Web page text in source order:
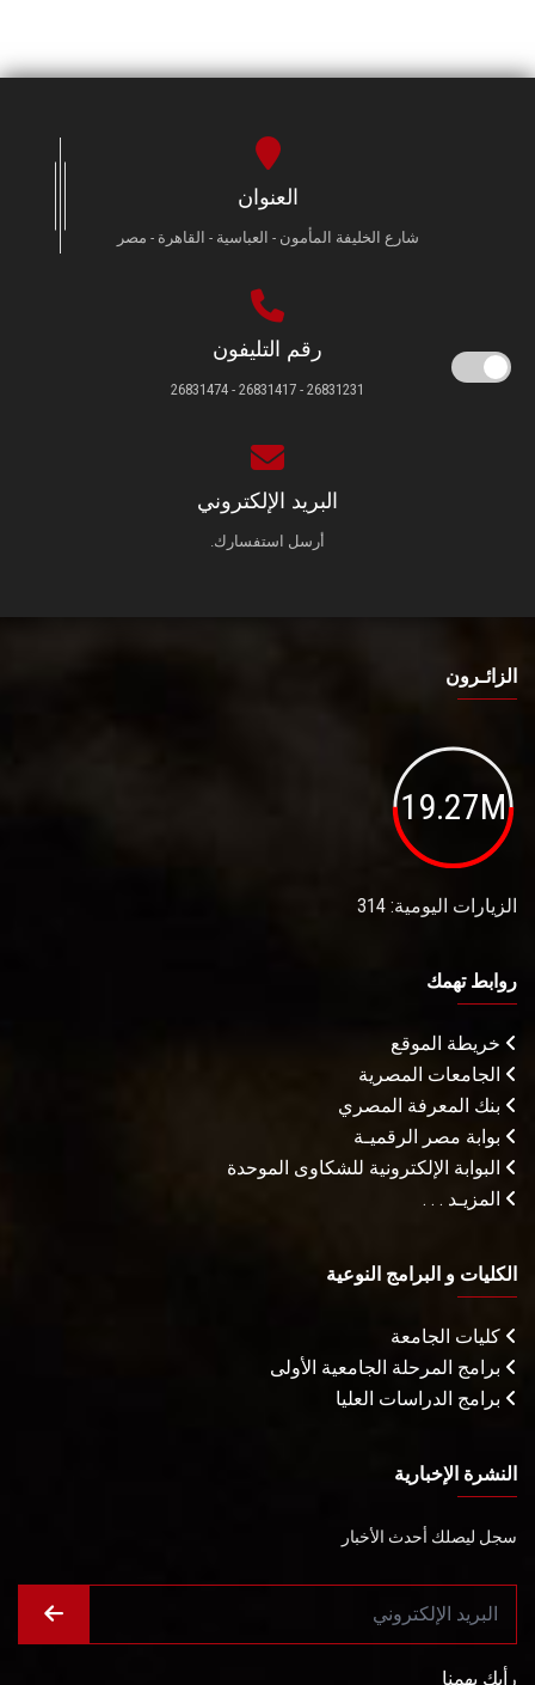
العنوان
شارع الخليفة المأمون - العباسية - القاهرة - مصر
رقم التليفون
26831231 - 26831417 - 26831474
البريد الإلكتروني
أرسل استفسارك.
الزائـرون
19.27M
الزيارات اليومية: 314
روابط تهمك
خريطة الموقع
الجامعات المصرية
بنك المعرفة المصري
بوابة مصر الرقميـة
البوابة الإلكترونية للشكاوى الموحدة
المزيـد . . .
الكليات و البرامج النوعية
كليات الجامعة
برامج المرحلة الجامعية الأولى
برامج الدراسات العليا
النشرة الإخبارية
سجل ليصلك أحدث الأخبار
رأيك يهمنا